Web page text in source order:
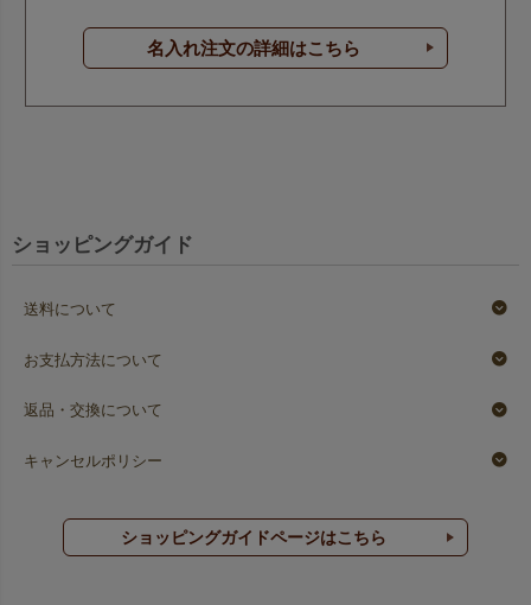
名入れ注文の詳細はこちら
ショッピングガイド
送料について
お支払方法について
返品・交換について
キャンセルポリシー
ショッピングガイドページはこちら